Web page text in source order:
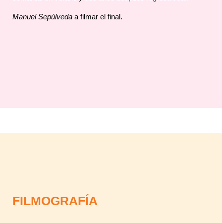
Manuel Sepúlveda a filmar el final.
FILMOGRAFÍA